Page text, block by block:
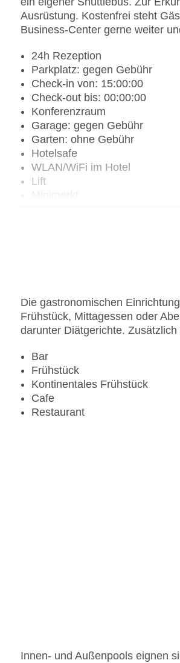
Ausrüstung. Kostenfrei steht
Business-Center gerne weiter
24h Rezeption
Parkplatz: gegen Gebühr
Check-in von: 15:00:00
Check-out bis: 00:00:00
Konferenzraum
Garage: gegen Gebühr
Garten: ohne Gebühr
Hotelsafe
WLAN/WiFi im Hotel
Lift
Zahlungsarten: American
Landeskategorie: 3 Sterne
Die gastronomischen
Frühstück, Mittagessen oder
darunter Diätgerichte.
Bar
Frühstück
Kontinentales Frühstück
Cafe
Restaurant
Innen- und Außenpools eignen